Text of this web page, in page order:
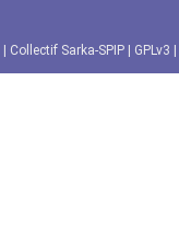
Collectif Sarka-SPIP GPLv3